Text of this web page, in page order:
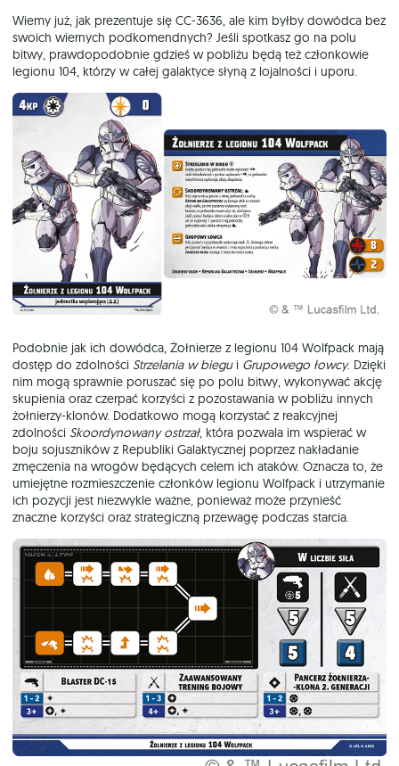
Wiemy już, jak prezentuje się CC-3636, ale kim byłby dowódca bez
swoich wiernych podkomendnych? Jeśli spotkasz go na polu
bitwy, prawdopodobnie gdzieś w pobliżu będą też członkowie
legionu 104, którzy w całej galaktyce słyną z lojalności i uporu.
Podobnie jak ich dowódca, Żołnierze z legionu 104 Wolfpack mają
dostęp do zdolności Strzelania w biegui Grupowego łowcy. Dzięki
nim mogą sprawnie poruszać się po polu bitwy, wykonywać akcję
skupienia oraz czerpać korzyści z pozostawania w pobliżu innych
żołnierzy-klonów. Dodatkowo mogą korzystać z reakcyjnej
zdolności Skoordynowany ostrzał, która pozwala im wspierać w
boju sojuszników z Republiki Galaktycznej poprzez nakładanie
zmęczenia na wrogów będących celem ich ataków. Oznacza to, że
umiejętne rozmieszczenie członków legionu Wolfpack i utrzymanie
ich pozycji jest niezwykle ważne, ponieważ może przynieść
znaczne korzyści oraz strategiczną przewagę podczas starcia.